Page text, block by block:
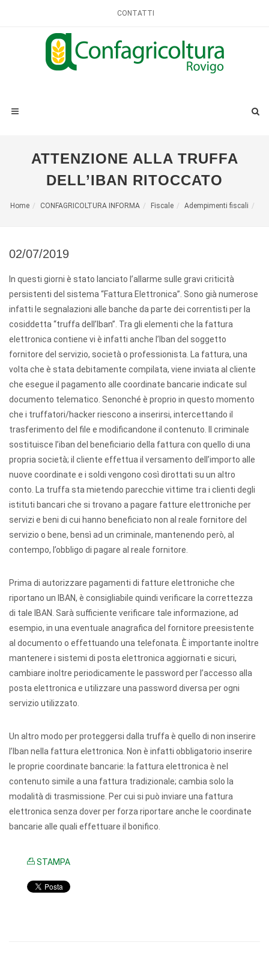
CONTATTI
ATTENZIONE ALLA TRUFFA
DELL’IBAN RITOCCATO
Home CONFAGRICOLTURA INFORMA Fiscale Adempimenti fiscali
02/07/2019
In questi giorni è stato lanciato l’allarme sulle gravi criticità
persistenti del sistema “Fattura Elettronica”. Sono già numerose
infatti le segnalazioni alle banche da parte dei correntisti per la
cosiddetta “truffa dell’Iban”. Tra gli elementi che la fattura
elettronica contiene vi è infatti anche l’Iban del soggetto
fornitore del servizio, società o professionista. La fattura, una
volta che è stata debitamente compilata, viene inviata al cliente
che esegue il pagamento alle coordinate bancarie indicate sul
documento telematico. Senonché è proprio in questo momento
che i truffatori/hacker riescono a inserirsi, intercettando il
trasferimento del file e modificandone il contenuto. Il criminale
sostituisce l’iban del beneficiario della fattura con quello di una
propria società; il cliente effettua il versamento dell’importo alle
nuove coordinate e i soldi vengono così dirottati su un altro
conto. La truffa sta mietendo parecchie vittime tra i clienti degli
istituti bancari che si trovano a pagare fatture elettroniche per
servizi e beni di cui hanno beneficiato non al reale fornitore del
servizio o bene, bensì ad un criminale, mantenendo però, al
contempo, l’obbligo di pagare al reale fornitore.
Prima di autorizzare pagamenti di fatture elettroniche che
riportano un IBAN, è consigliabile quindi verificare la correttezza
di tale IBAN. Sarà sufficiente verificare tale informazione, ad
esempio, in una eventuale anagrafica del fornitore preesistente
al documento o effettuando una telefonata. È importante inoltre
mantenere i sistemi di posta elettronica aggiornati e sicuri,
cambiare inoltre periodicamente le password per l’accesso alla
posta elettronica e utilizzare una password diversa per ogni
servizio utilizzato.
Un altro modo per proteggersi dalla truffa è quello di non inserire
l’Iban nella fattura elettronica. Non è infatti obbligatorio inserire
le proprie coordinate bancarie: la fattura elettronica è nel
contenuto simile a una fattura tradizionale; cambia solo la
modalità di trasmissione. Per cui si può inviare una fattura
elettronica senza dover per forza riportare anche le coordinate
bancarie alle quali effettuare il bonifico.
STAMPA